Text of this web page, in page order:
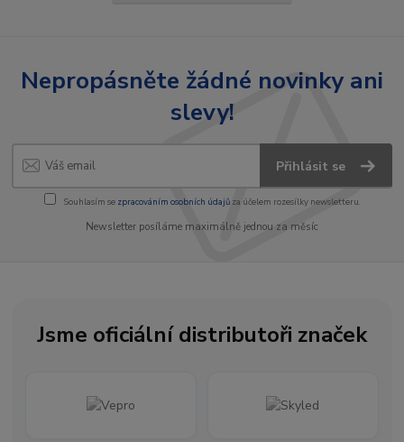
Nepropásněte žádné novinky ani
slevy!
Přihlásit se
Souhlasím se zpracováním osobních údajůza účelem rozesílky newsletteru.
Newsletter posíláme maximálně jednou za měsíc
Jsme oficiální distributoři značek